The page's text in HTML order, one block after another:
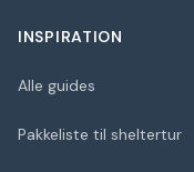
INSPIRATION
Alle guides
Pakkeliste til sheltertur